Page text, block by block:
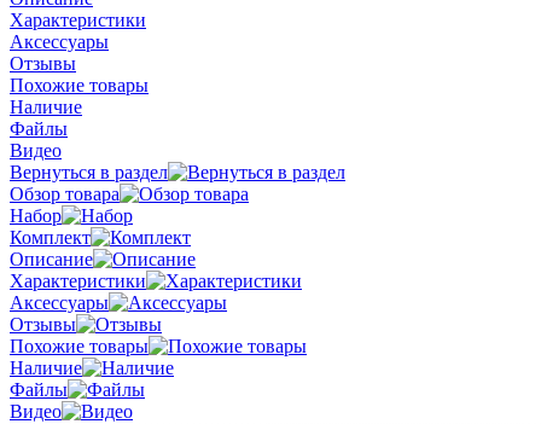
Характеристики
Аксессуары
Отзывы
Похожие товары
Наличие
Файлы
Видео
Вернуться в раздел
Обзор товара
Набор
Комплект
Описание
Характеристики
Аксессуары
Отзывы
Похожие товары
Наличие
Файлы
Видео